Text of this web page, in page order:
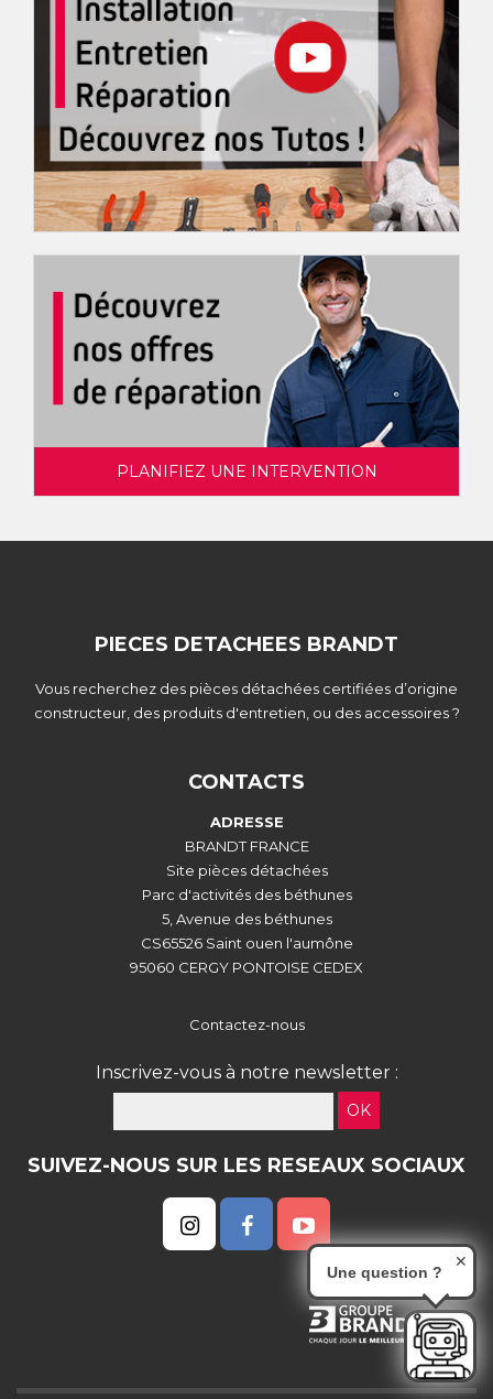
PLANIFIEZ UNE INTERVENTION
PIECES DETACHEES BRANDT
Vous recherchez des pièces détachées certifiées d’origine
constructeur, des produits d'entretien, ou des accessoires ?
CONTACTS
ADRESSE
BRANDT FRANCE
Site pièces détachées
Parc d'activités des béthunes
5, Avenue des béthunes
CS65526 Saint ouen l'aumône
95060 CERGY PONTOISE CEDEX
Contactez-nous
Inscrivez-vous à notre newsletter :
OK
SUIVEZ-NOUS SUR LES RESEAUX SOCIAUX
Une question ?
✕